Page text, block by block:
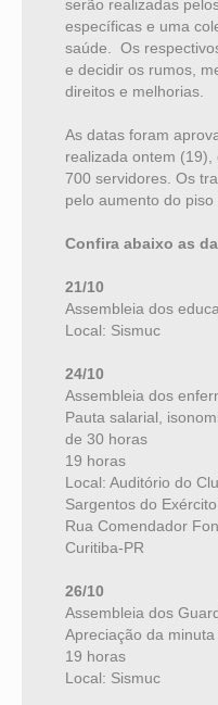
serão realizadas
específicas e uma
saúde. Os
e decidir os rumos,
direitos e melhorias.
As datas foram
realizada ontem
700 servidores. Os
pelo aumento do
Confira abaixo as
21/10
Assembleia dos
Local: Sismuc
24/10
Assembleia dos
Pauta salarial,
de 30 horas
19 horas
Local: Auditório do
Sargentos do
Rua Comendador
Curitiba-PR
26/10
Assembleia dos
Apreciação da
19 horas
Local: Sismuc